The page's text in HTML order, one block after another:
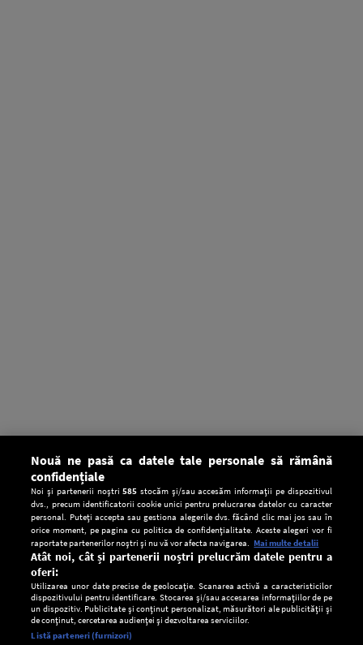
Setări:
Nouă ne pasă ca datele tale personale să rămână
confidențiale
Noi și partenerii noștri585 stocăm și/sau accesăm informații pe dispozitivul
dvs., precum identificatorii cookie unici pentru prelucrarea datelor cu caracter
personal. Puteți accepta sau gestiona alegerile dvs. făcând clic mai jos sau în
orice moment, pe pagina cu politica de confidențialitate. Aceste alegeri vor fi
raportate partenerilor noștri și nu vă vor afecta navigarea. Mai multe detalii
Atât noi, cât și partenerii noștri prelucrăm datele pentru a
oferi:
Utilizarea unor date precise de geolocație. Scanarea activă a caracteristicilor
dispozitivului pentru identificare. Stocarea și/sau accesarea informațiilor de pe
un dispozitiv. Publicitate și conținut personalizat, măsurători ale publicității și
de conținut, cercetarea audienței și dezvoltarea serviciilor.
Listă parteneri (furnizori)